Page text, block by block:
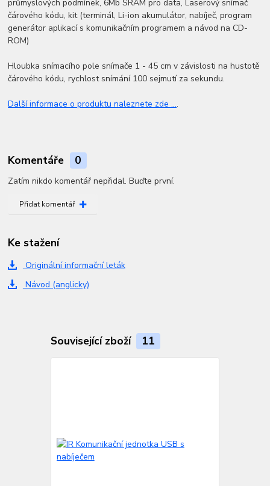
průmyslových podmínek, 6Mb SRAM pro data, Laserový snímač
čárového kódu, kit (terminál, Li-ion akumulátor, nabíječ, program
generátor aplikací s komunikačním programem a návod na CD-
ROM)
Hloubka snímacího pole snímače 1 - 45 cm v závislosti na hustotě
čárového kódu, rychlost snímání 100 sejmutí za sekundu.
Další informace o produktu naleznete zde ....
Komentáře 0
Zatím nikdo komentář nepřidal. Buďte první.
Přidat komentář
Ke stažení
Originální informační leták
Návod (anglicky)
Související zboží 11